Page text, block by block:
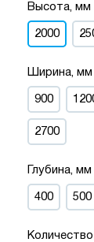
Высота, мм
2000
Ширина, мм
900
2700
Глубина, мм
400 500